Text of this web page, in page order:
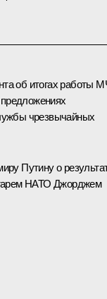
об итогах работы
чрезвычайных
Путину о
НАТО Джорджем